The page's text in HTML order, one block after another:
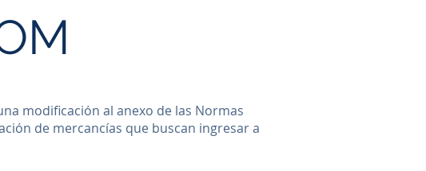
modificación al anexo de las Normas
de mercancías que buscan ingresar a